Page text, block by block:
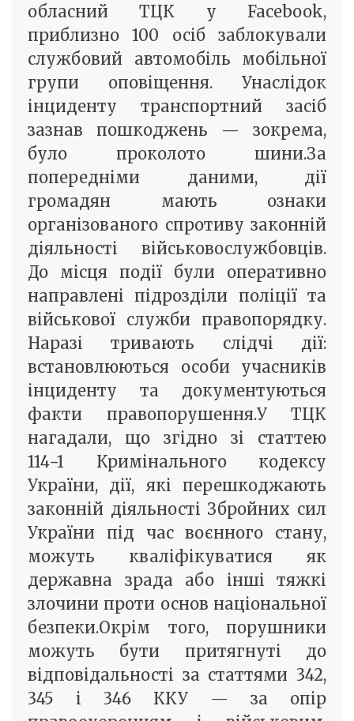
обласний ТЦК у Facebook,
приблизно 100 осіб заблокували
службовий автомобіль мобільної
групи оповіщення. Унаслідок
інциденту транспортний засіб
зазнав пошкоджень — зокрема,
було проколото шини.За
попередніми даними, дії
громадян мають ознаки
організованого спротиву законній
діяльності військовослужбовців.
До місця події були оперативно
направлені підрозділи поліції та
військової служби правопорядку.
Наразі тривають слідчі дії:
встановлюються особи учасників
інциденту та документуються
факти правопорушення.У ТЦК
нагадали, що згідно зі статтею
114−1 Кримінального кодексу
України, дії, які перешкоджають
законній діяльності Збройних сил
України під час воєнного стану,
можуть кваліфікуватися як
державна зрада або інші тяжкі
злочини проти основ національної
безпеки.Окрім того, порушники
можуть бути притягнуті до
відповідальності за статтями 342,
345 і 346 ККУ — за опір